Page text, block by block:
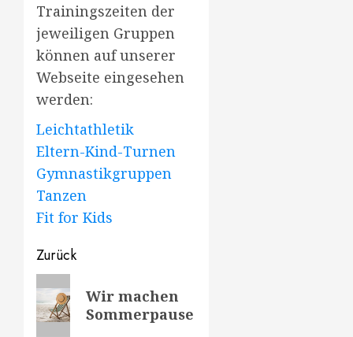
Trainingszeiten der
jeweiligen Gruppen
können auf unserer
Webseite eingesehen
werden:
Leichtathletik
Eltern-Kind-Turnen
Gymnastikgruppen
Tanzen
Fit for Kids
Beitragsnavigation
Zurück
Vorheriger
Beitrag:Wir machen
Sommerpause